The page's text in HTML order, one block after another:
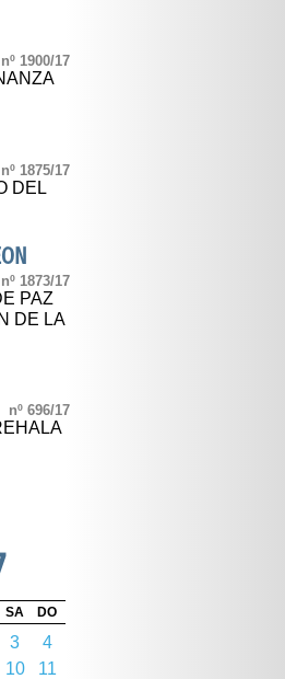
nº 1900/17
nº 1875/17
DEL
nº 1873/17
PAZ
DE LA
nº 696/17
SA DO
3
4
10
11